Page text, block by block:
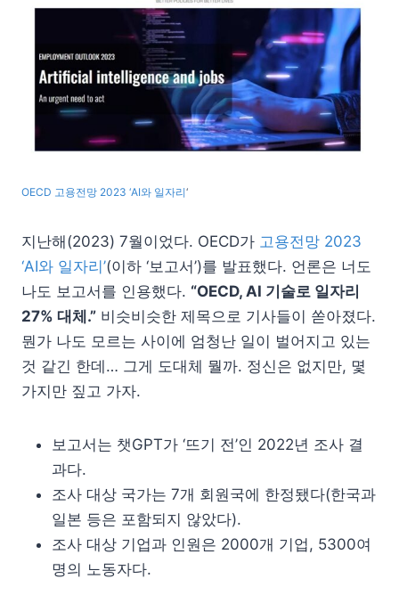
OECD 고용전망 2023 ‘AI와 일자리‘
지난해(2023) 7월이었다. OECD가 고용전망 2023
‘AI와 일자리’(이하 ‘보고서’)를 발표했다. 언론은 너도
나도 보고서를 인용했다. “OECD, AI 기술로 일자리
27% 대체.” 비슷비슷한 제목으로 기사들이 쏟아졌다.
뭔가 나도 모르는 사이에 엄청난 일이 벌어지고 있는
것 같긴 한데… 그게 도대체 뭘까. 정신은 없지만, 몇
가지만 짚고 가자.
보고서는 챗GPT가 ‘뜨기 전’인 2022년 조사 결
과다.
조사 대상 국가는 7개 회원국에 한정됐다(한국과
일본 등은 포함되지 않았다).
조사 대상 기업과 인원은 2000개 기업, 5300여
명의 노동자다.